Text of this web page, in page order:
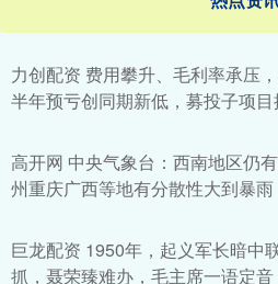
力创配资 费用攀升、毛利率承压
半年预亏创同期新低，募投子项
高开网 中央气象台：西南地区仍
州重庆广西等地有分散性大到暴雨
巨龙配资 1950年，起义军长暗中
抓，聂荣臻难办，毛主席一语定音